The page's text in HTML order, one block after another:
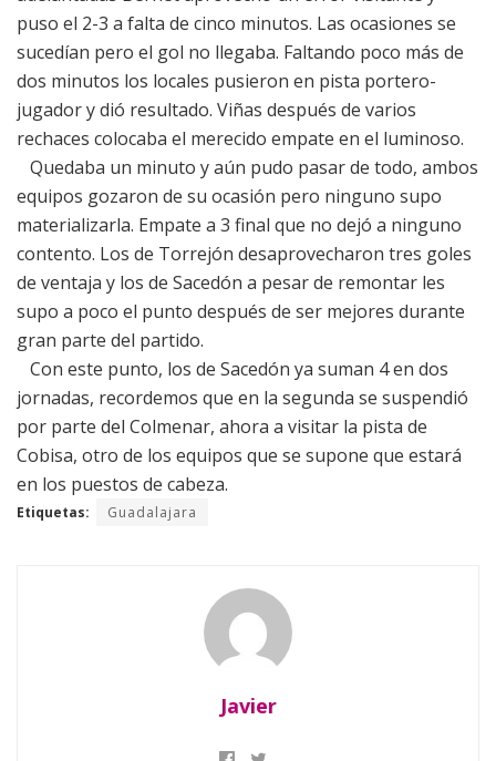
puso el 2-3 a falta de cinco minutos. Las ocasiones se
sucedían pero el gol no llegaba. Faltando poco más de
dos minutos los locales pusieron en pista portero-
jugador y dió resultado. Viñas después de varios
rechaces colocaba el merecido empate en el luminoso.
Quedaba un minuto y aún pudo pasar de todo, ambos
equipos gozaron de su ocasión pero ninguno supo
materializarla. Empate a 3 final que no dejó a ninguno
contento. Los de Torrejón desaprovecharon tres goles
de ventaja y los de Sacedón a pesar de remontar les
supo a poco el punto después de ser mejores durante
gran parte del partido.
Con este punto, los de Sacedón ya suman 4 en dos
jornadas, recordemos que en la segunda se suspendió
por parte del Colmenar, ahora a visitar la pista de
Cobisa, otro de los equipos que se supone que estará
en los puestos de cabeza.
Etiquetas: Guadalajara
Javier